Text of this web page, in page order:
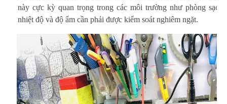
này cực kỳ quan trọng trong các môi trường như phòng
nhiệt độ và độ ẩm cần phải được kiểm soát nghiêm ngặt.